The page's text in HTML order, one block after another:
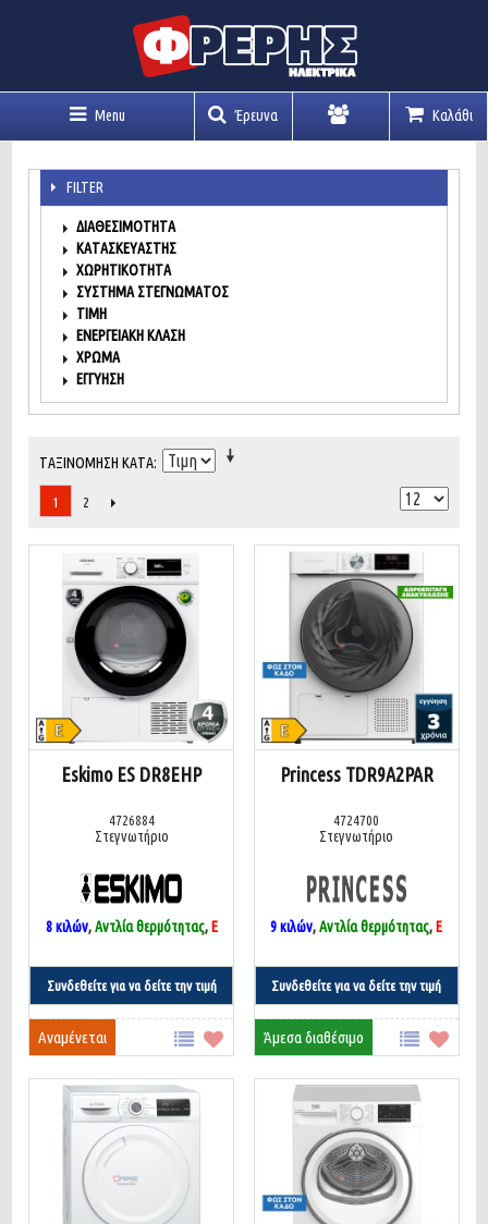
Menu Έρευνα Καλάθι
FILTER
ΔΙΑΘΕΣΙΜΌΤΗΤΑ
ΚΑΤΑΣΚΕΥΑΣΤΉΣ
ΧΩΡΗΤΙΚΌΤΗΤΑ
ΣΎΣΤΗΜΑ ΣΤΕΓΝΏΜΑΤΟΣ
ΤΙΜΉ
ΕΝΕΡΓΕΙΑΚΉ ΚΛΆΣΗ
ΧΡΏΜΑ
ΕΓΓΎΗΣΗ
ΤΑΞΙΝΌΜΗΣΗ ΚΑΤΆ
1 2
Eskimo ES DR8EHP
4726884
Στεγνωτήριο
8 κιλών,Αντλία θερμότητας,E
Συνδεθείτε για να δείτε την τιμή
Αναμένεται
Princess TDR9A2PAR
4724700
Στεγνωτήριο
9 κιλών,Αντλία θερμότητας,E
Συνδεθείτε για να δείτε την τιμή
Άμεσα διαθέσιμο